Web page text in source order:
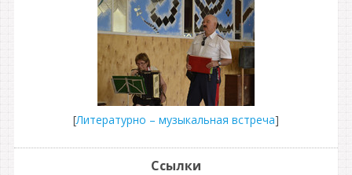
[Литературно – музыкальная встреча]
Ссылки